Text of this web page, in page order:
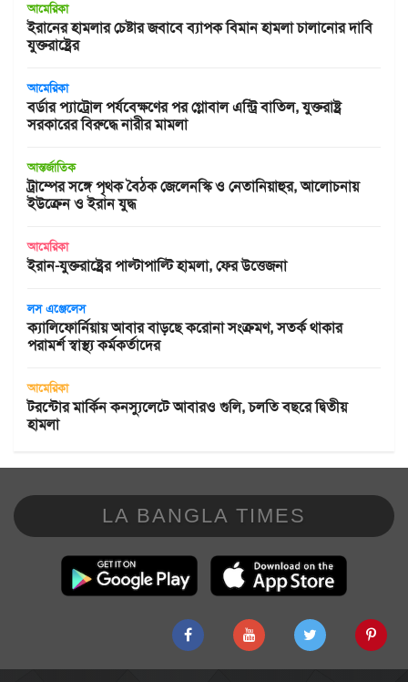
আমেরিকা
ইরানের হামলার চেষ্টার জবাবে ব্যাপক বিমান হামলা চালানোর দাবি
যুক্তরাষ্ট্রের
আমেরিকা
বর্ডার প্যাট্রোল পর্যবেক্ষণের পর গ্লোবাল এন্ট্রি বাতিল, যুক্তরাষ্ট্র
সরকারের বিরুদ্ধে নারীর মামলা
আন্তর্জাতিক
ট্রাম্পের সঙ্গে পৃথক বৈঠক জেলেনস্কি ও নেতানিয়াহুর, আলোচনায়
ইউক্রেন ও ইরান যুদ্ধ
আমেরিকা
ইরান-যুক্তরাষ্ট্রের পাল্টাপাল্টি হামলা, ফের উত্তেজনা
লস এঞ্জেলেস
ক্যালিফোর্নিয়ায় আবার বাড়ছে করোনা সংক্রমণ, সতর্ক থাকার
পরামর্শ স্বাস্থ্য কর্মকর্তাদের
আমেরিকা
টরন্টোর মার্কিন কনস্যুলেটে আবারও গুলি, চলতি বছরে দ্বিতীয়
হামলা
LA BANGLA TIMES